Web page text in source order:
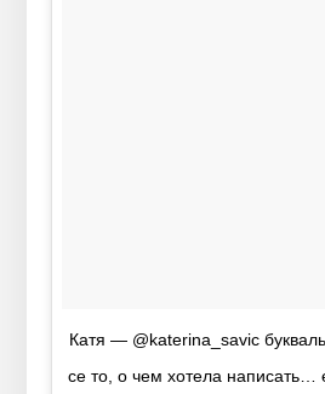
Катя — @katerina_savic
се то, о чем хотела написать…